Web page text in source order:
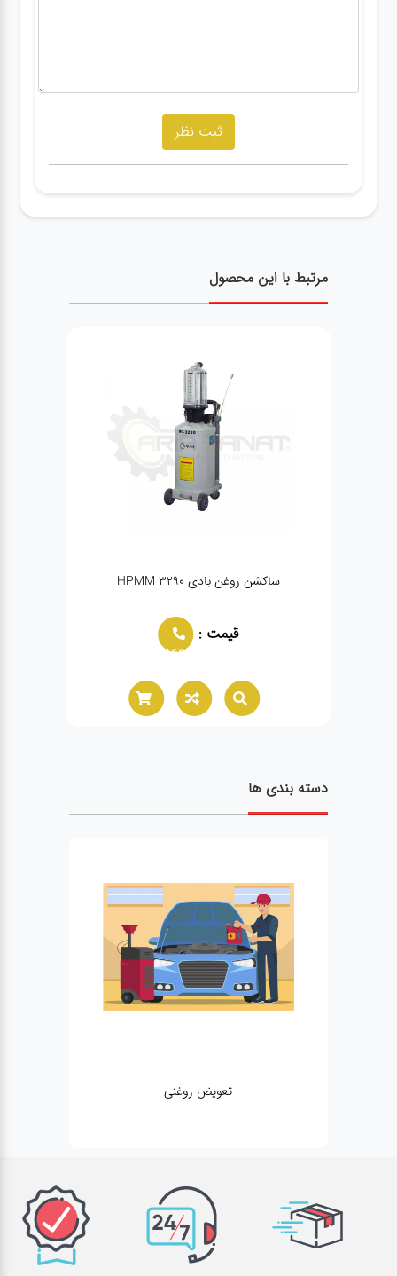
مرتبط با این محصول
ساکشن روغن بادی HPMM 3290
قیمت :
02166021944
دسته بندی ها
تعویض روغنی